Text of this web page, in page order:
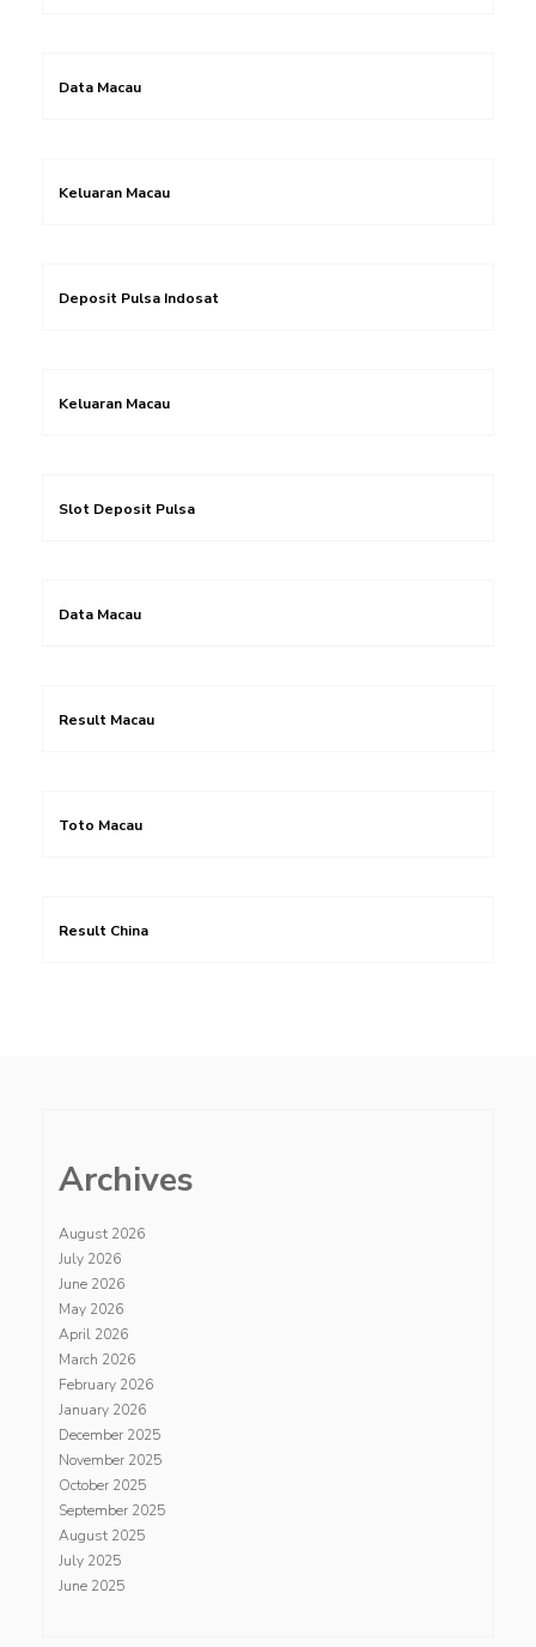
Data Macau
Keluaran Macau
Deposit Pulsa Indosat
Keluaran Macau
Slot Deposit Pulsa
Data Macau
Result Macau
Toto Macau
Result China
Archives
August 2026
July 2026
June 2026
May 2026
April 2026
March 2026
February 2026
January 2026
December 2025
November 2025
October 2025
September 2025
August 2025
July 2025
June 2025